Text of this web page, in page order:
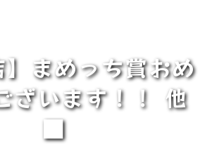
】まめっち賞おめ
ざいます！！ 他
■